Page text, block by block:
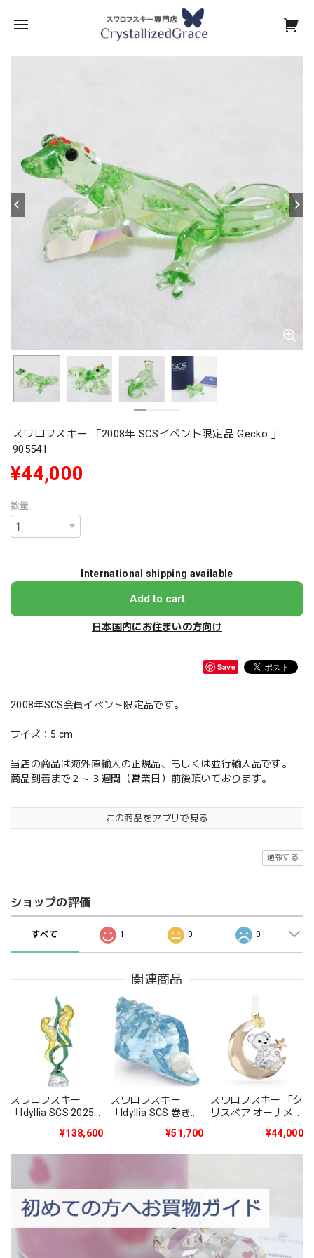
スワロフスキー 「2008年 SCSイベント限定品 Gecko 」
905541
¥44,000
数量
International shipping available
Add to cart
日本国内にお住まいの方向け
Save
2008年SCS会員イベント限定品です。
サイズ：5 cm
当店の商品は海外直輸入の正規品、もしくは並行輸入品です。
商品到着まで２～３週間（営業日）前後頂いております。
この商品をアプリで見る
通報する
ショップの評価
すべて 1 0 0
関連商品
スワロフスキー
「Idyllia SCS 2025
オトシゴ」¥138,600
スワロフスキー
「Idyllia SCS 巻き貝
¥51,700
スワロフスキー 「ク
リスベア オーナメン
産品」5701830¥44,000